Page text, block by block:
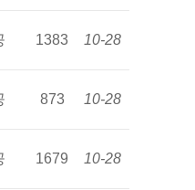
1383 10-28
873 10-28
1679 10-28